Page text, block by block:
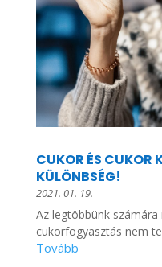
CUKOR ÉS CUKOR
KÜLÖNBSÉG!
2021. 01. 19.
Az legtöbbünk
cukorfogyasztás nem